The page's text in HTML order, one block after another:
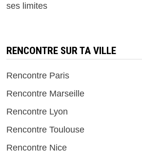
ses limites
RENCONTRE SUR TA VILLE
Rencontre Paris
Rencontre Marseille
Rencontre Lyon
Rencontre Toulouse
Rencontre Nice